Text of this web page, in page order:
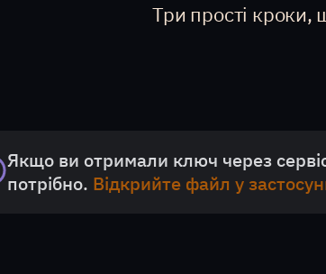
Три прості кроки,
Якщо ви отримали ключ через
потрібно. Відкрийте файл у